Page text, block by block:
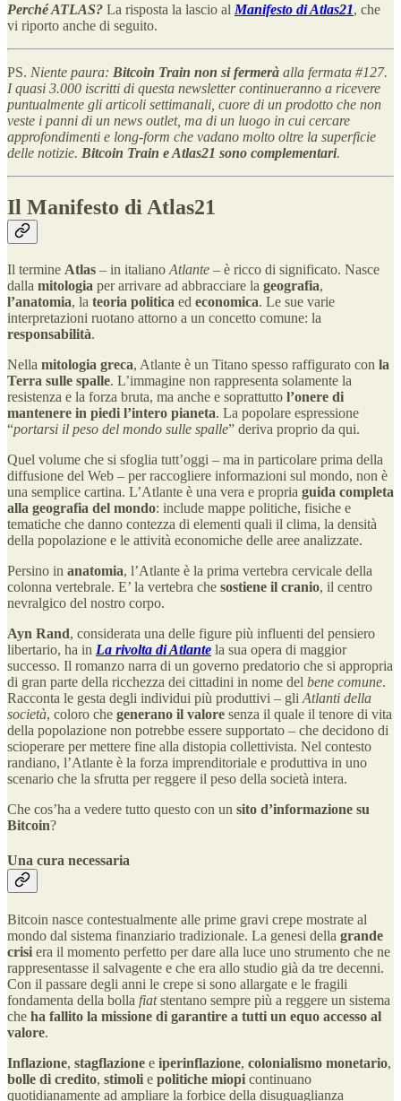
Perché ATLAS? La risposta la lascio al Manifesto di Atlas21, che
vi riporto anche di seguito.
PS. Niente paura: Bitcoin Train non si fermerà alla fermata #127.
I quasi 3.000 iscritti di questa newsletter continueranno a ricevere
puntualmente gli articoli settimanali, cuore di un prodotto che non
veste i panni di un news outlet, ma di un luogo in cui cercare
approfondimenti e long-form che vadano molto oltre la superficie
delle notizie. Bitcoin Train e Atlas21 sono complementari.
Il Manifesto di Atlas21
Il termine Atlas – in italiano Atlante – è ricco di significato. Nasce
dalla mitologia per arrivare ad abbracciare la geografia,
l’anatomia, la teoria politica ed economica. Le sue varie
interpretazioni ruotano attorno a un concetto comune: la
responsabilità.
Nella mitologia greca, Atlante è un Titano spesso raffigurato con la
Terra sulle spalle. L’immagine non rappresenta solamente la
resistenza e la forza bruta, ma anche e soprattutto l’onere di
mantenere in piedi l’intero pianeta. La popolare espressione
“portarsi il peso del mondo sulle spalle” deriva proprio da qui.
Quel volume che si sfoglia tutt’oggi – ma in particolare prima della
diffusione del Web – per raccogliere informazioni sul mondo, non è
una semplice cartina. L’Atlante è una vera e propria guida completa
alla geografia del mondo: include mappe politiche, fisiche e
tematiche che danno contezza di elementi quali il clima, la densità
della popolazione e le attività economiche delle aree analizzate.
Persino in anatomia, l’Atlante è la prima vertebra cervicale della
colonna vertebrale. E’ la vertebra che sostiene il cranio, il centro
nevralgico del nostro corpo.
Ayn Rand, considerata una delle figure più influenti del pensiero
libertario, ha in La rivolta di Atlante la sua opera di maggior
successo. Il romanzo narra di un governo predatorio che si appropria
di gran parte della ricchezza dei cittadini in nome del bene comune.
Racconta le gesta degli individui più produttivi – gli Atlanti della
società, coloro che generano il valore senza il quale il tenore di vita
della popolazione non potrebbe essere supportato – che decidono di
scioperare per mettere fine alla distopia collettivista. Nel contesto
randiano, l’Atlante è la forza imprenditoriale e produttiva in uno
scenario che la sfrutta per reggere il peso della società intera.
Che cos’ha a vedere tutto questo con un sito d’informazione su
Bitcoin?
Una cura necessaria
Bitcoin nasce contestualmente alle prime gravi crepe mostrate al
mondo dal sistema finanziario tradizionale. La genesi della grande
crisi era il momento perfetto per dare alla luce uno strumento che ne
rappresentasse il salvagente e che era allo studio già da tre decenni.
Con il passare degli anni le crepe si sono allargate e le fragili
fondamenta della bolla fiatstentano sempre più a reggere un sistema
che ha fallito la missione di garantire a tutti un equo accesso al
valore.
Inflazione, stagflazione e iperinflazione, colonialismo monetario,
bolle di credito, stimoli e politiche miopi continuano
quotidianamente ad ampliare la forbice della disuguaglianza